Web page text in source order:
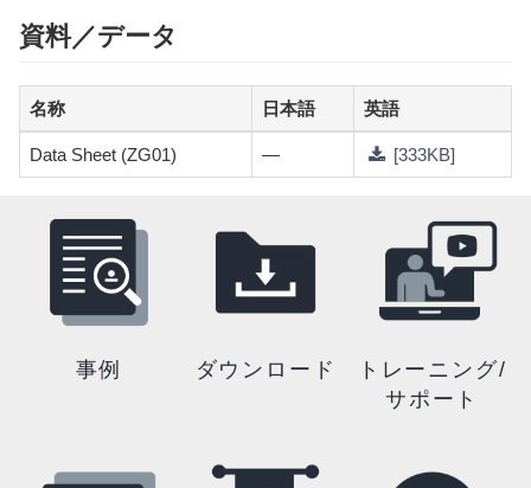
資料／データ
名称 日本語 英語
Data Sheet (ZG01) — [333KB]
事例 ダウンロード
トレーニング/
サポート